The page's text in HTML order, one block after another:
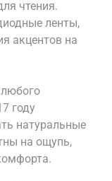
чтения.
ленты,
акцентов на
году
натуральные
на ощупь,